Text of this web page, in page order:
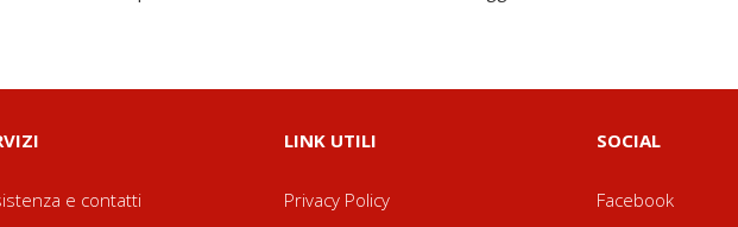
e contatti
LINK UTILI
Privacy Policy
SOCIAL
Facebook